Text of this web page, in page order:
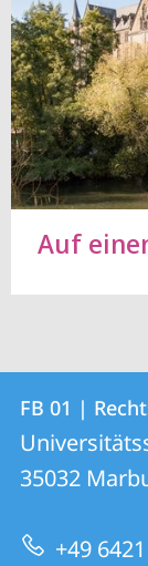
Auf
Kontakt
und
zur
FB
01
|
FB 01 |
35032
+49